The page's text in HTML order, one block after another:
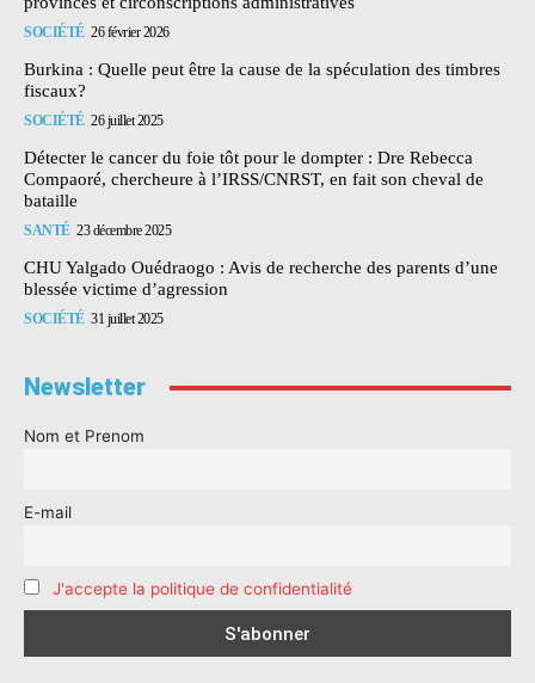
SOCIÉTÉ 26 février 2026
Burkina : Quelle peut être la cause de la spéculation des timbres
fiscaux?
SOCIÉTÉ 26 juillet 2025
Détecter le cancer du foie tôt pour le dompter : Dre Rebecca
Compaoré, chercheure à l’IRSS/CNRST, en fait son cheval de
bataille
SANTÉ 23 décembre 2025
CHU Yalgado Ouédraogo : Avis de recherche des parents d’une
blessée victime d’agression
SOCIÉTÉ 31 juillet 2025
Newsletter
Nom et Prenom
E-mail
J'accepte la politique de confidentialité